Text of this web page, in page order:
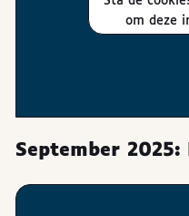
om deze
September 2025: